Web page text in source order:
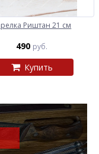
Риштан 21 см
490 руб.
Купить